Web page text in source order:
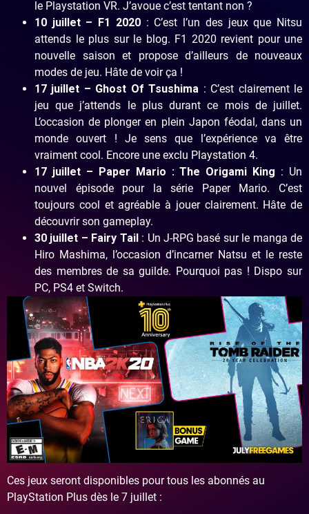
le Playstation VR. J’avoue c’est tentant non ?
10 juillet – F1 2020 : C’est l’un des jeux que Nitsu
attends le plus sur le blog. F1 2020 revient pour une
nouvelle saison et propose d’ailleurs de nouveaux
modes de jeu. Hâte de voir ça !
17 juillet – Ghost Of Tsushima : C’est clairement le
jeu que j’attends le plus durant ce mois de juillet.
L’occasion de plonger en plein Japon féodal, dans un
monde ouvert ! Je sens que l’expérience va être
vraiment cool. Encore une exclu Playstation 4.
17 juillet – Paper Mario : The Origami King : Un
nouvel épisode pour la série Paper Mario. C’est
toujours cool et agréable à jouer clairement. Hâte de
découvrir son gameplay.
30 juillet – Fairy Tail : Un J-RPG basé sur le manga de
Hiro Mashima, l’occasion d’incarner Natsu et le reste
des membres de sa guilde. Pourquoi pas ! Dispo sur
PC, PS4 et Switch.
Ces jeux seront disponibles pour tous les abonnés au
PlayStation Plus dès le 7 juillet :